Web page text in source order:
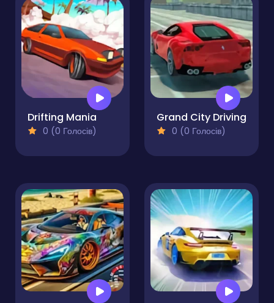
Drifting Mania
0 (0 Голосів)
Grand City Driving
0 (0 Голосів)